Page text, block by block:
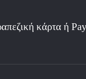
κάρτα ή